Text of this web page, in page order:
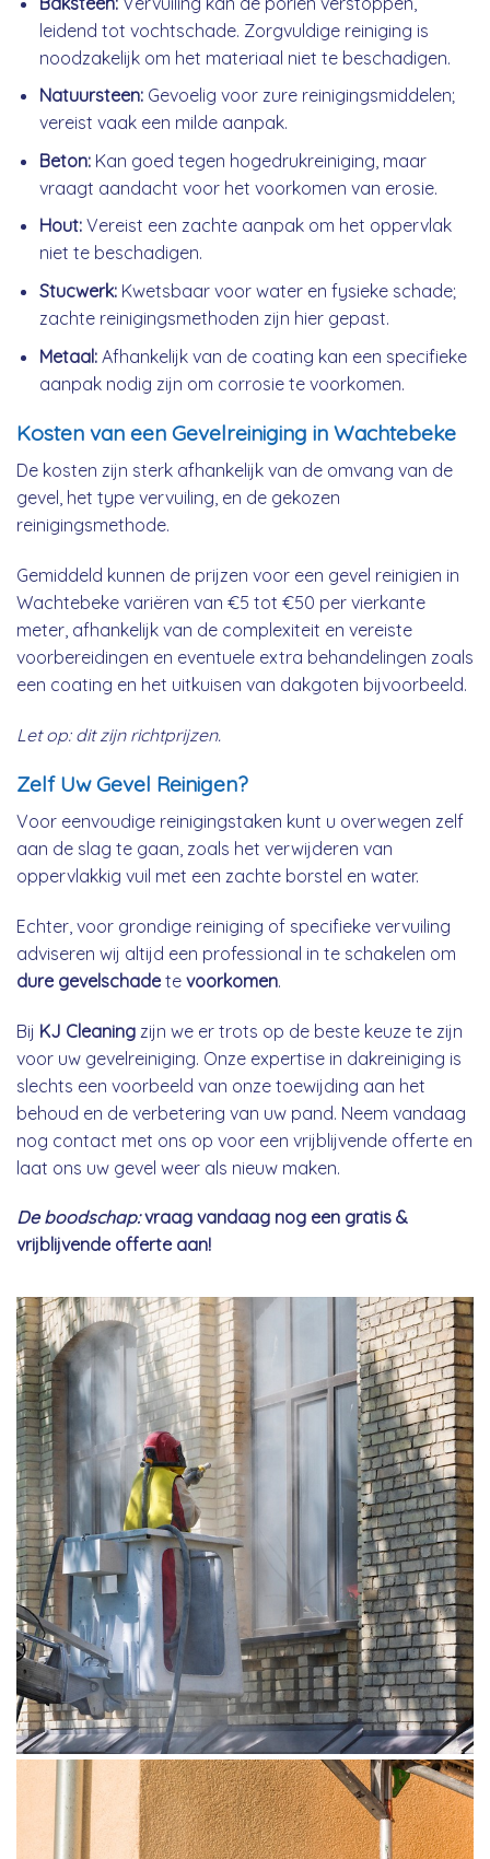
leidend tot vochtschade. Zorgvuldige reiniging is
noodzakelijk om het materiaal niet te beschadigen.
Natuursteen:Gevoelig voor zure reinigingsmiddelen;
vereist vaak een milde aanpak.
Beton:Kan goed tegen hogedrukreiniging, maar
vraagt aandacht voor het voorkomen van erosie.
Hout:Vereist een zachte aanpak om het oppervlak
niet te beschadigen.
Stucwerk:Kwetsbaar voor water en fysieke schade;
zachte reinigingsmethoden zijn hier gepast.
Metaal:Afhankelijk van de coating kan een specifieke
aanpak nodig zijn om corrosie te voorkomen.
Kosten van een Gevelreiniging in Wachtebeke
De kosten zijn sterk afhankelijk van de omvang van de
gevel, het type vervuiling, en de gekozen
reinigingsmethode.
Gemiddeld kunnen de prijzen voor een gevel reinigien in
Wachtebeke variëren van €5 tot €50 per vierkante
meter, afhankelijk van de complexiteit en vereiste
voorbereidingen en eventuele extra behandelingen zoals
een coating en het uitkuisen van dakgoten bijvoorbeeld.
Let op: dit zijn richtprijzen.
Zelf Uw Gevel Reinigen?
Voor eenvoudige reinigingstaken kunt u overwegen zelf
aan de slag te gaan, zoals het verwijderen van
oppervlakkig vuil met een zachte borstel en water.
Echter, voor grondige reiniging of specifieke vervuiling
adviseren wij altijd een professional in te schakelen om
dure gevelschadete voorkomen.
Bij KJ Cleaning zijn we er trots op de beste keuze te zijn
voor uw gevelreiniging. Onze expertise in dakreiniging is
slechts een voorbeeld van onze toewijding aan het
behoud en de verbetering van uw pand. Neem vandaag
nog contact met ons op voor een vrijblijvende offerte en
laat ons uw gevel weer als nieuw maken.
De boodschap:vraag vandaag nog een gratis &
vrijblijvende offerte aan!